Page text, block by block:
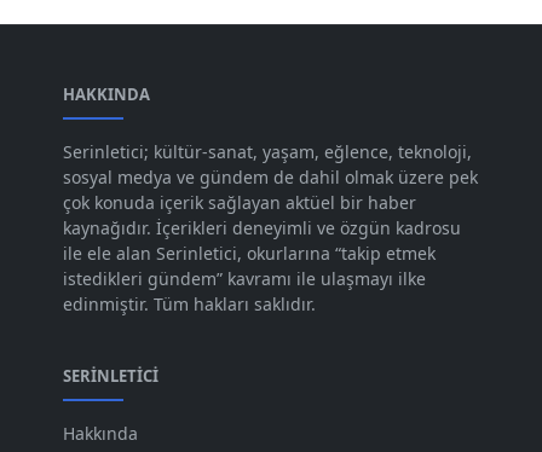
Ara 2023 [101]
Kas 2023
Eki 2023 [73]
Eyl 2023 [73]
Ağu 2023 [74]
Tem 2023 [76]
Haz 2023
May 2023
HAKKINDA
Serinletici; kültür-sanat, yaşam, eğlence, teknoloji,
sosyal medya ve gündem de dahil olmak üzere pek
çok konuda içerik sağlayan aktüel bir haber
kaynağıdır. İçerikleri deneyimli ve özgün kadrosu
ile ele alan Serinletici, okurlarına “takip etmek
istedikleri gündem” kavramı ile ulaşmayı ilke
edinmiştir. Tüm hakları saklıdır.
SERINLETICI
Hakkında